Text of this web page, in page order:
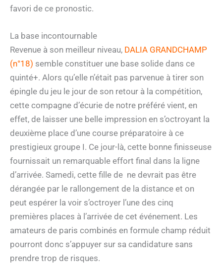
favori de ce pronostic.
La base incontournable
Revenue à son meilleur niveau, DALIA GRANDCHAMP
(n°18) semble constituer une base solide dans ce
quinté+. Alors qu’elle n’était pas parvenue à tirer son
épingle du jeu le jour de son retour à la compétition,
cette compagne d’écurie de notre préféré vient, en
effet, de laisser une belle impression en s’octroyant la
deuxième place d’une course préparatoire à ce
prestigieux groupe I. Ce jour-là, cette bonne finisseuse
fournissait un remarquable effort final dans la ligne
d’arrivée. Samedi, cette fille de ne devrait pas être
dérangée par le rallongement de la distance et on
peut espérer la voir s’octroyer l’une des cinq
premières places à l’arrivée de cet événement. Les
amateurs de paris combinés en formule champ réduit
pourront donc s’appuyer sur sa candidature sans
prendre trop de risques.